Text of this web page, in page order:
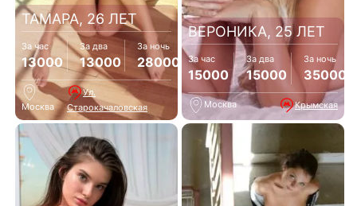
ТАМАРА, 26 ЛЕТ
За час
13000
За два
13000
За ночь
28000
Москва
Ул.
Старокачаловская
ВЕРОНИКА, 25 ЛЕТ
За час
15000
За два
15000
За ночь
35000
Москва Крымская